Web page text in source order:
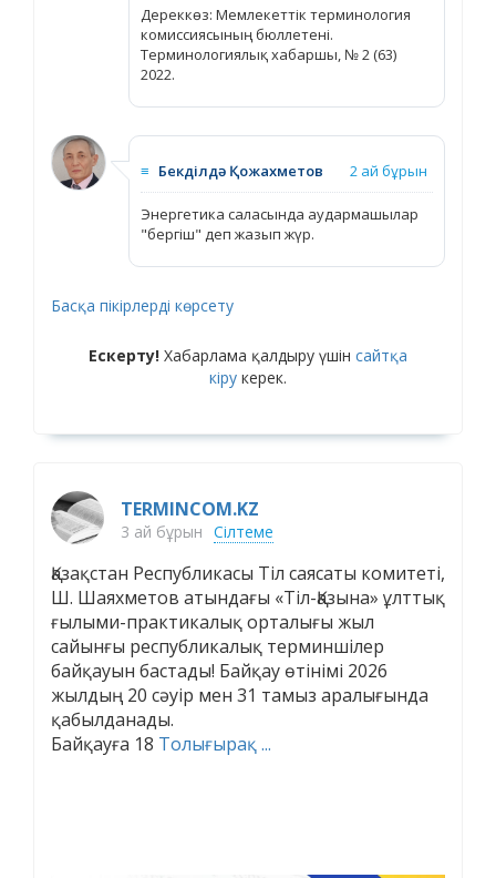
Дереккөз: Мемлекеттік терминология
комиссиясының бюллетені.
Терминологиялық хабаршы, № 2 (63)
2022.
≡ Бекділдә Қожахметов 2 ай бұрын
Энергетика саласында аудармашылар
"бергіш" деп жазып жүр.
Басқа пікірлерді көрсету
Ескерту! Хабарлама қалдыру үшін сайтқа
кіру керек.
TERMINCOM.KZ
3 ай бұрын Сілтеме
Қазақстан Республикасы Тіл саясаты комитеті,
Ш. Шаяхметов атындағы «Тіл-Қазына» ұлттық
ғылыми-практикалық орталығы жыл
сайынғы республикалық терминшілер
байқауын бастады! Байқау өтінімі 2026
жылдың 20 сәуір мен 31 тамыз аралығында
қабылданады.
Байқауға 18 Толығырақ ...